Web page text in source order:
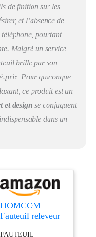
relaxation comprend
une poche latérale pour
ranger la
télécommande et
d'autres objets.
CONFORTABLE :
Revêtu d'un tissu
respirant aspect lin et
d'un épais rembourrage
en mousse (dossier de
22 cm) avec système
Extensible, il vous
permet de vous
allonger et de vous
détendre. La structure
en acier assure une
stabilité maximale.
de finition sur les
et l’absence de
pourtant
Malgré un service
brille par son
prix. Pour quiconque
ce produit est un
et design se conjuguent
dans un
HOMCOM
Fauteuil releveur
FAUTEUIL